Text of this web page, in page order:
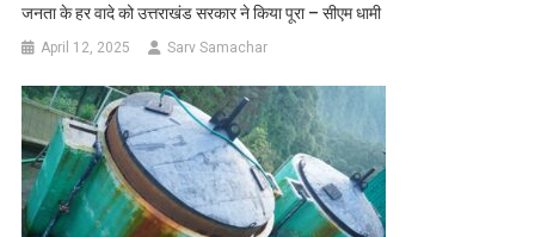
जनता के हर वादे को उत्तराखंड सरकार ने किया पूरा – सीएम धामी
April 12, 2025 Sarv Samachar